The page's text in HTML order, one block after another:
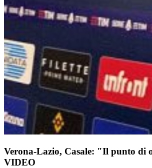
Verona-Lazio, Casale: "Il punto di
VIDEO